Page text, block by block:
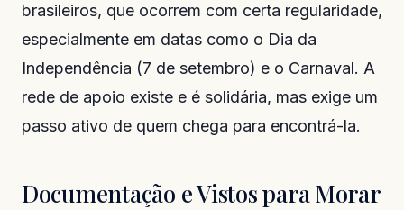
brasileiros, que ocorrem com certa regularidade,
especialmente em datas como o Dia da
Independência (7 de setembro) e o Carnaval. A
rede de apoio existe e é solidária, mas exige um
passo ativo de quem chega para encontrá-la.
Documentação e Vistos para Morar